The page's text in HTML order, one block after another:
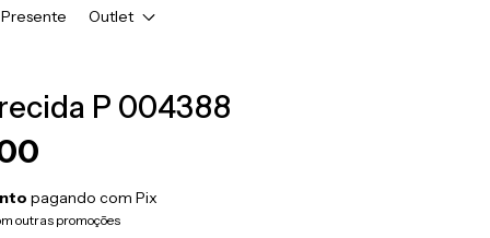
Outlet
P 004388
pagando com Pix
outras promoções